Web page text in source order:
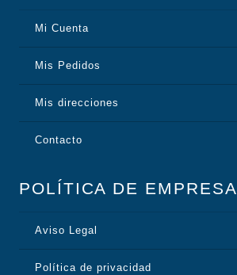
Mi Cuenta
Mis Pedidos
Mis direcciones
Contacto
POLÍTICA DE EMPRESA
Aviso Legal
Política de privacidad